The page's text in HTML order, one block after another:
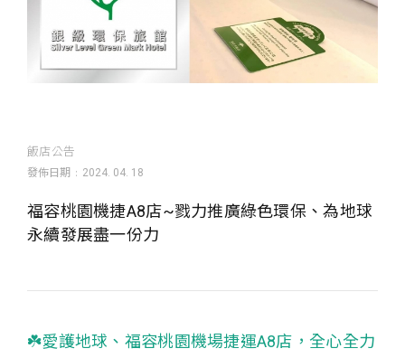
飯店公告
發佈日期 2024. 04. 18
福容桃園機捷A8店~戮力推廣綠色環保、為地球
永續發展盡一份力
☘️愛護地球、福容桃園機場捷運A8店，全心全力